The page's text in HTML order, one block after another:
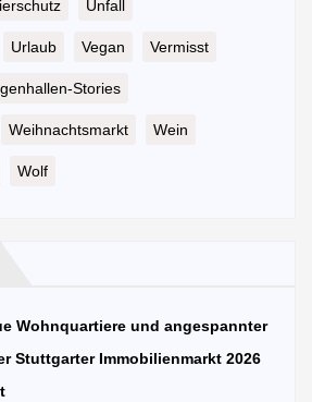
Unfall
Urlaub Vegan Vermisst
Stories
Weihnachtsmarkt Wein
Wolf
Wohnquartiere und angespannter
Stuttgarter Immobilienmarkt 2026